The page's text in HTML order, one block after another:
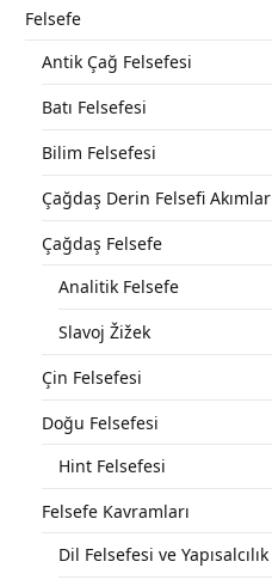
Felsefe
Antik Çağ Felsefesi
Batı Felsefesi
Bilim Felsefesi
Çağdaş Derin Felsefi Akımlar
Çağdaş Felsefe
Analitik Felsefe
Slavoj Žižek
Çin Felsefesi
Doğu Felsefesi
Hint Felsefesi
Felsefe Kavramları
Dil Felsefesi ve Yapısalcılık